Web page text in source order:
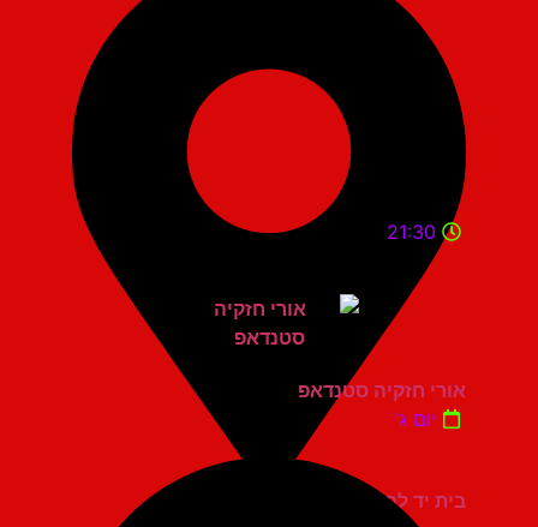
בית יד לבנים אשדוד
21:30
אורי חזקיה סטנדאפ
יום ג'